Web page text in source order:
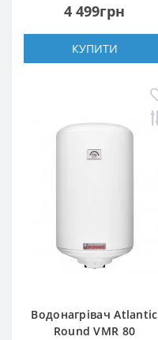
4 499грн
КУПИТИ
Водонагрівач Atlantic
Round VMR 80